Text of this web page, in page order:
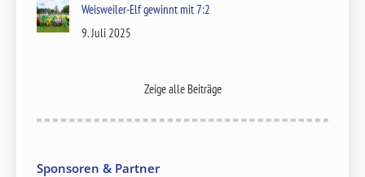
Weisweiler-Elf gewinnt mit 7:2
9. Juli 2025
Zeige alle Beiträge
Sponsoren & Partner